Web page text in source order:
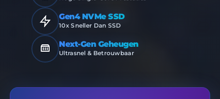
Gen4 NVMe SSD
10x Sneller Dan SSD
Next-Gen Geheugen
Ultrasnel & Betrouwbaar